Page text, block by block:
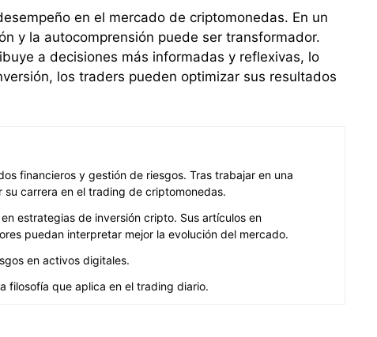
en el mercado de criptomonedas. En un
y la autocomprensión puede ser transformador.
a decisiones más informadas y reflexivas, lo
los traders pueden optimizar sus resultados
financieros y gestión de riesgos. Tras trabajar en una
carrera en el trading de criptomonedas.
estrategias de inversión cripto. Sus artículos en
puedan interpretar mejor la evolución del mercado.
en activos digitales.
filosofía que aplica en el trading diario.